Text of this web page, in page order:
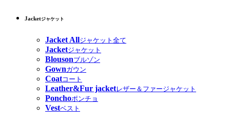
Jacketジャケット
Jacket Allジャケット全て
Jacketジャケット
Blousonブルゾン
Gownガウン
Coatコート
Leather&Fur jacketレザー＆ファージャケット
Ponchoポンチョ
Vestベスト